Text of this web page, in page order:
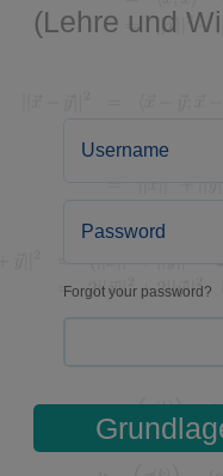
(Lehre und
Forgot your password?